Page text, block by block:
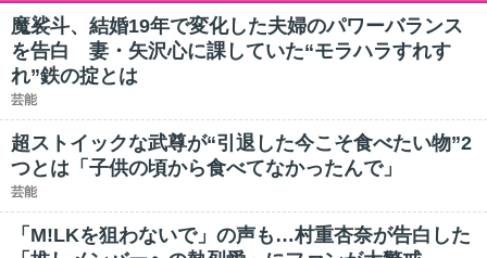
魔裟斗、結婚19年で変化した夫婦のパワーバランス
を告白 妻・矢沢心に課していた“モラハラすれす
れ”鉄の掟とは
芸能
超ストイックな武尊が“引退した今こそ食べたい物”2
つとは「子供の頃から食べてなかったんで」
芸能
「M!LKを狙わないで」の声も…村重杏奈が告白した